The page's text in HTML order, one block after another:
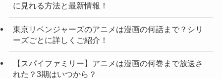
に見れる方法と最新情報！
東京リベンジャーズのアニメは漫画の何話まで？シリ
ーズごとに詳しくご紹介！
【スパイファミリー】アニメは漫画の何巻まで放送さ
れた？3期はいつから？